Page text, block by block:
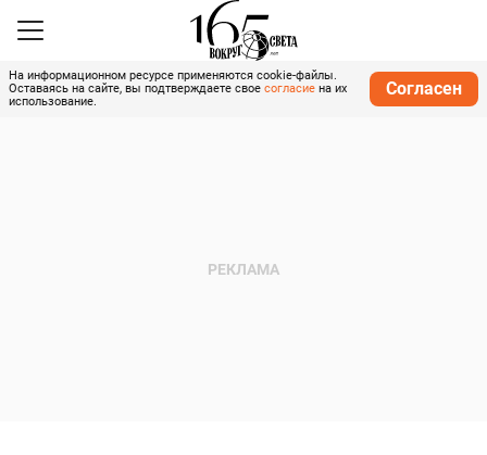
На информационном ресурсе применяются cookie-файлы.
Оставаясь на сайте, вы подтверждаете свое согласие на их
использование.
Согласен